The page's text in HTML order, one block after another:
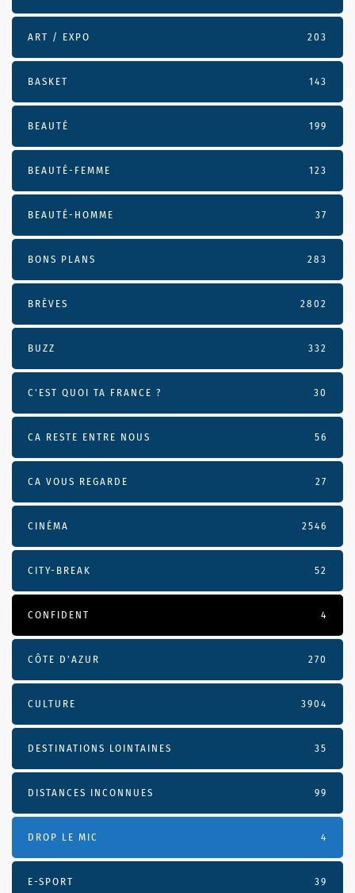
ART / EXPO 203
BASKET 143
BEAUTÉ 199
BEAUTÉ-FEMME 123
BEAUTÉ-HOMME 37
BONS PLANS 283
BRÈVES 2802
BUZZ 332
C'EST QUOI TA FRANCE ? 30
CA RESTE ENTRE NOUS 56
CA VOUS REGARDE 27
CINÉMA 2546
CITY-BREAK 52
CONFIDENT 4
CÔTE D’AZUR 270
CULTURE 3904
DESTINATIONS LOINTAINES 35
DISTANCES INCONNUES 99
DROP LE MIC 4
E-SPORT 39